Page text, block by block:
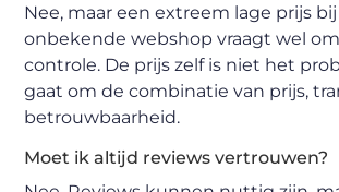
Nee, maar een extreem lage prijs
onbekende webshop vraagt wel
controle. De prijs zelf is niet het
gaat om de combinatie van prijs,
betrouwbaarheid.
Moet ik altijd reviews vertrouwen?